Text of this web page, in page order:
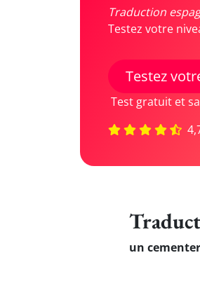
Traduction
Testez votre
Testez
Test gratuit et
un